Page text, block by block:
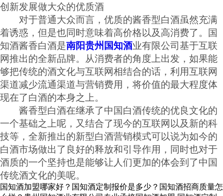
创新发展做大众的优质酒
对于普通大众而言，优质的酱香型白酒虽然充满
着诱惑，但是也同时意味着高价格以及高消费了。国
知酒酱香白酒是南阳贵州国知酒业有限公司基于互联
网推出的全新品牌。从消费者的角度上出发，如果能
够把传统的酒文化与互联网相结合的话，利用互联网
渠道减少流通渠道与营销费用，将价值的最大程度体
现在了白酒的本身之上。
酱香型白酒在继承了中国白酒传统的优良文化的
一个基础之上呢，又结合了现今的互联网以及新的科
技等，全新推出的新型白酒营销模式可以说为如今的
白酒市场做出了良好的释放和引导作用，同时也对于
酒质的一个坚持也是能够让人们更加的体会到了中国
传统酒文化的美呢。
国知酒加盟哪家好？国知酒定制报价是多少？国知酒招商质量怎